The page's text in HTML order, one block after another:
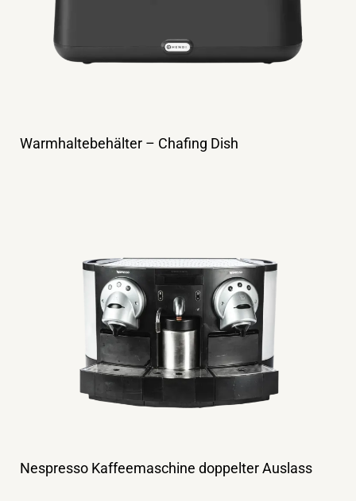
Warmhaltebehälter – Chafing Dish
Nespresso Kaffeemaschine doppelter Auslass